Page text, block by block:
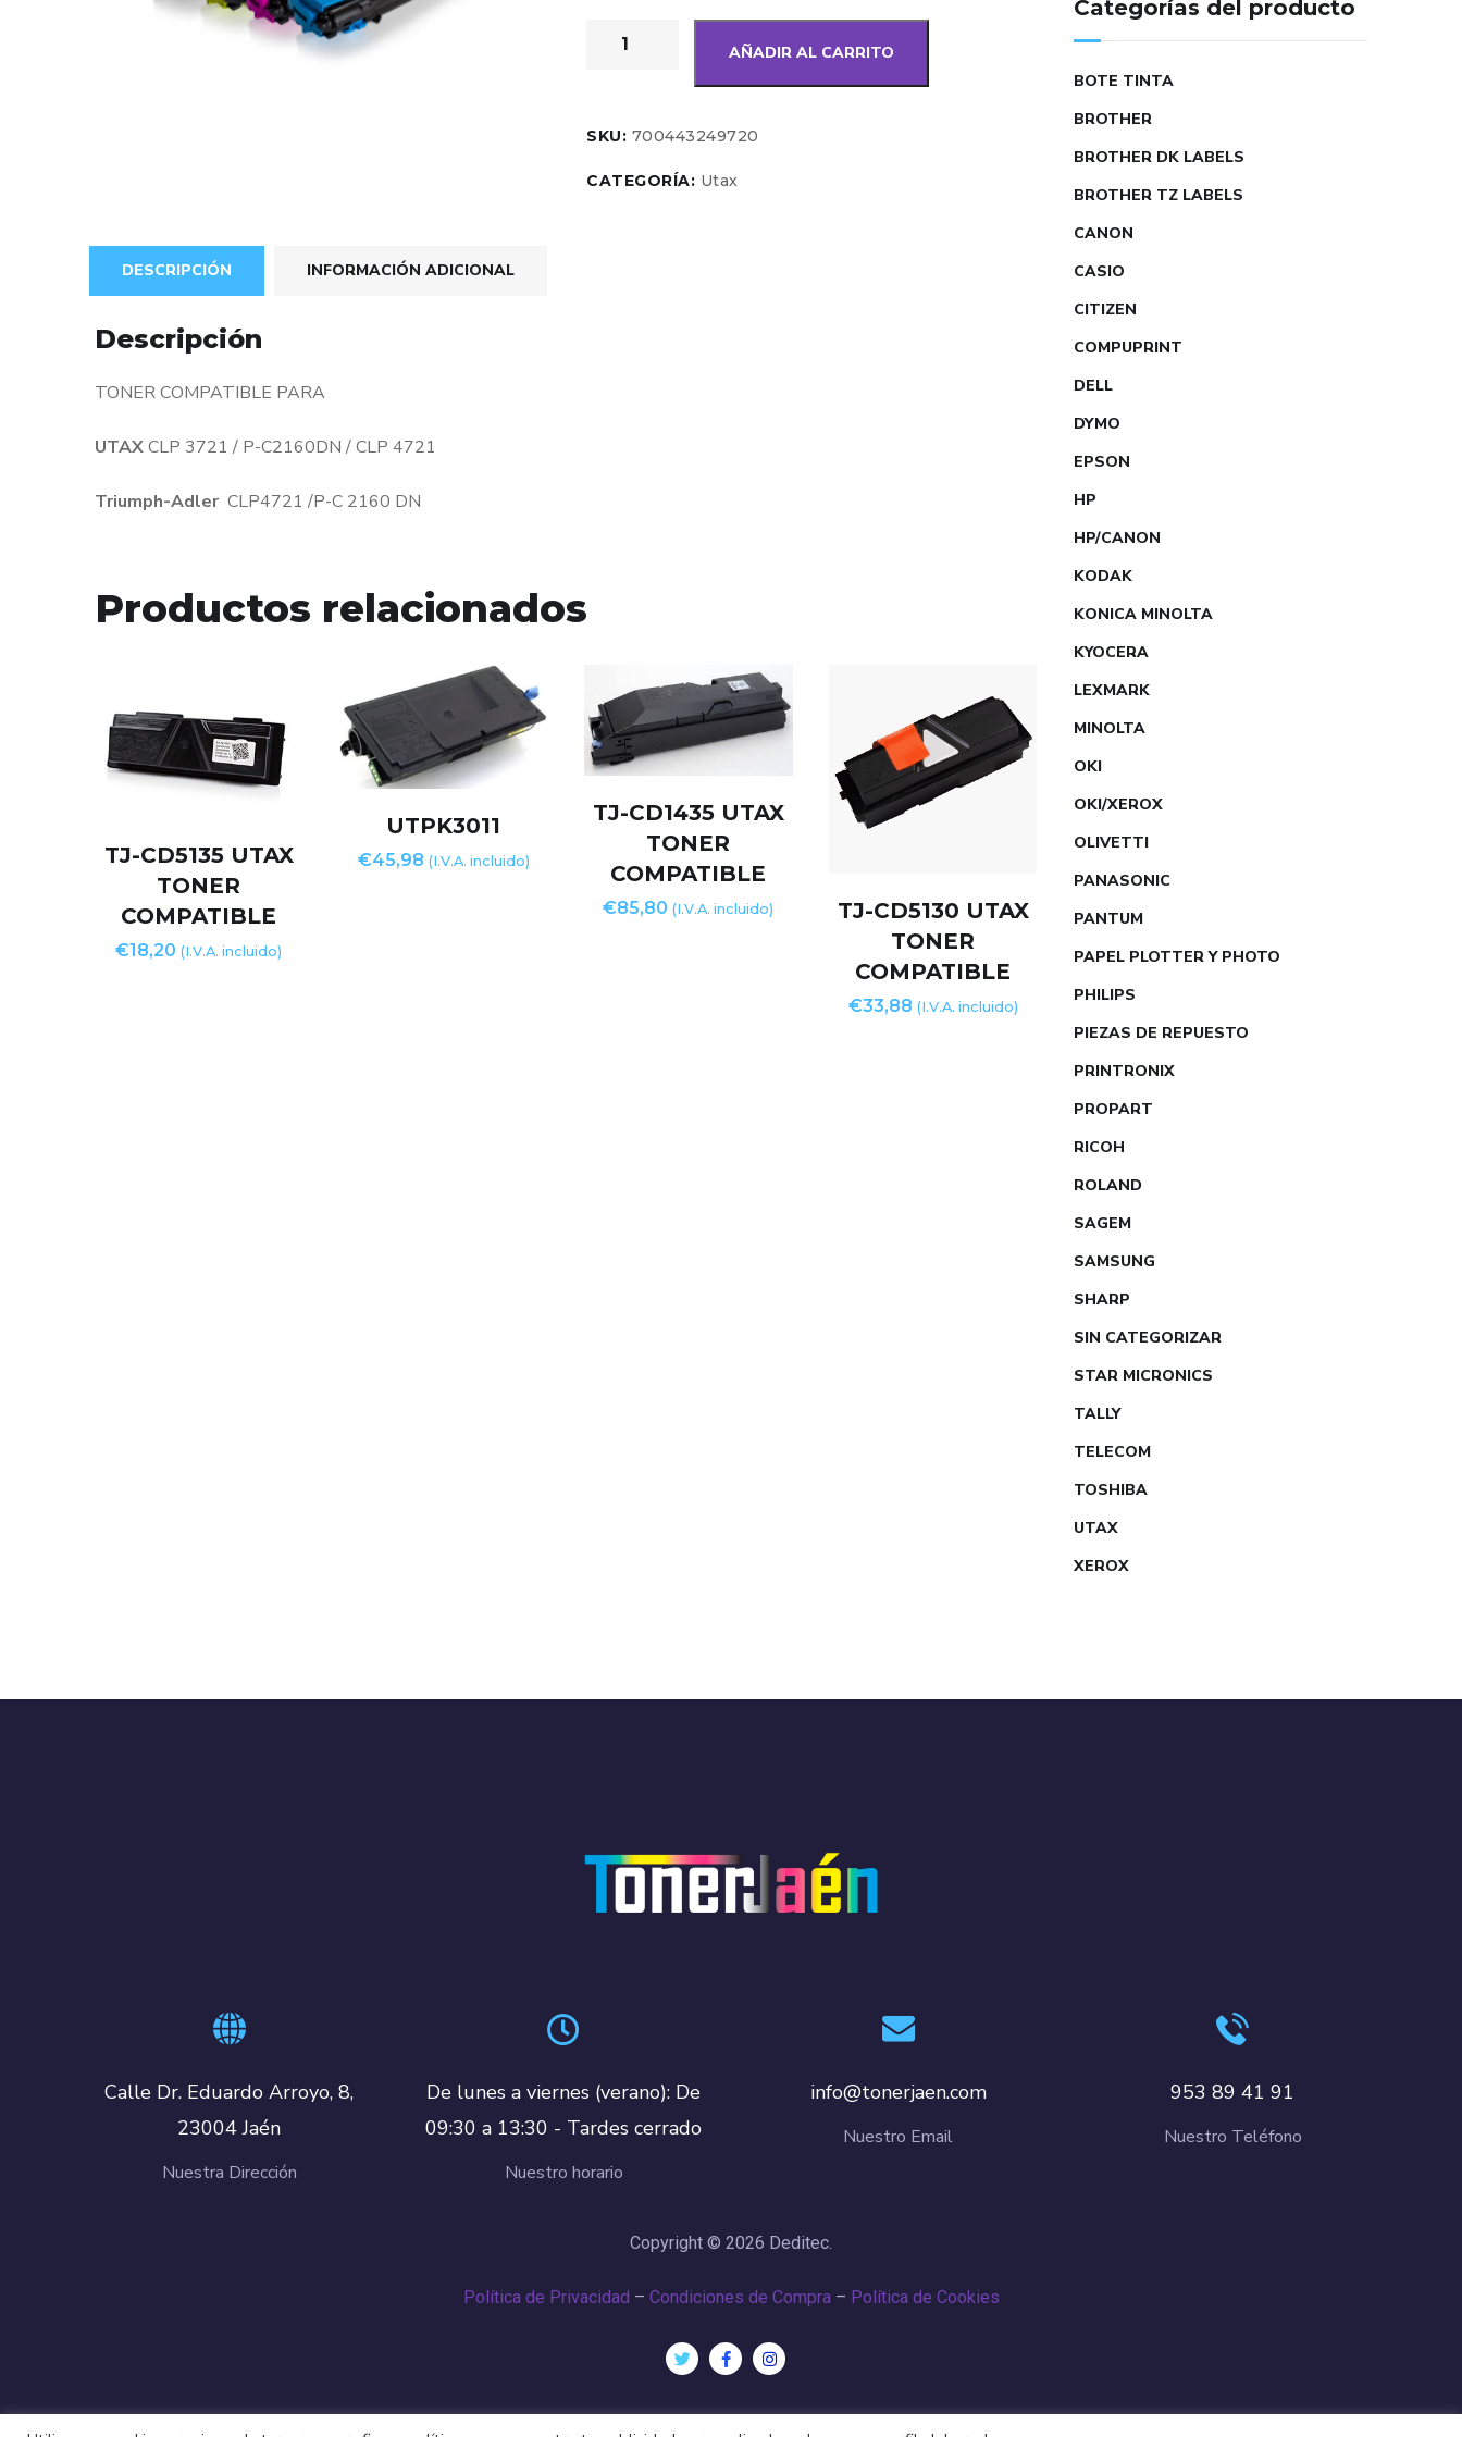
AÑADIR AL CARRITO
SKU: 700443249720
CATEGORÍA: Utax
DESCRIPCIÓN INFORMACIÓN ADICIONAL
Descripción
TONER COMPATIBLE PARA
UTAXCLP 3721 / P-C2160DN / CLP 4721
Triumph-Adler CLP4721 /P-C 2160 DN
Productos relacionados
TJ-CD5135 UTAX
TONER
COMPATIBLE
€18,20 (I.V.A. incluido)
UTPK3011
€45,98 (I.V.A. incluido)
TJ-CD1435 UTAX
TONER
COMPATIBLE
€85,80 (I.V.A. incluido)
TJ-CD5130 UTAX
TONER
COMPATIBLE
€33,88 (I.V.A. incluido)
Categorías del producto
BOTE TINTA
BROTHER
BROTHER DK LABELS
BROTHER TZ LABELS
CANON
CASIO
CITIZEN
COMPUPRINT
DELL
DYMO
EPSON
HP
HP/CANON
KODAK
KONICA MINOLTA
KYOCERA
LEXMARK
MINOLTA
OKI
OKI/XEROX
OLIVETTI
PANASONIC
PANTUM
PAPEL PLOTTER Y PHOTO
PHILIPS
PIEZAS DE REPUESTO
PRINTRONIX
PROPART
RICOH
ROLAND
SAGEM
SAMSUNG
SHARP
SIN CATEGORIZAR
STAR MICRONICS
TALLY
TELECOM
TOSHIBA
UTAX
XEROX
Calle Dr. Eduardo Arroyo, 8,
23004 Jaén
Nuestra Dirección
De lunes a viernes (verano): De
09:30 a 13:30 - Tardes cerrado
Nuestro horario
info@tonerjaen.com
Nuestro Email
953 89 41 91
Nuestro Teléfono
Copyright © 2026 Deditec.
Política de Privacidad – Condiciones de Compra– Política de Cookies